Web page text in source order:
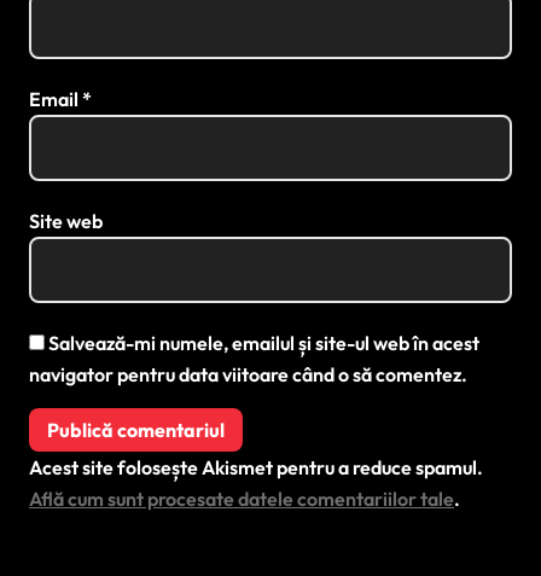
Email *
Site web
Salvează-mi numele, emailul și site-ul web în acest
navigator pentru data viitoare când o să comentez.
Acest site folosește Akismet pentru a reduce spamul.
Află cum sunt procesate datele comentariilor tale.